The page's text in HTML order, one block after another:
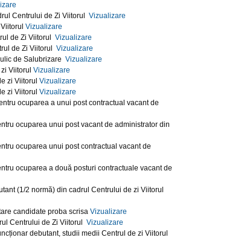
Centrului de Zi Viitorul Vizualizare
Vizualizare
de Zi Viitorul Vizualizare
de Zi Viitorul Vizualizare
de Salubrizare Vizualizare
Viitorul Vizualizare
zi Viitorul Vizualizare
zi Viitorul Vizualizare
ocuparea a unui post contractual vacant de
ocuparea unui post vacant de administrator din
ocuparea unui post contractual vacant de
ocuparea a două posturi contractuale vacant de
(1/2 normă) din cadrul Centrului de zi Viitorul
candidate proba scrisa Vizualizare
Centrului de Zi Viitorul
Vizualizare
debutant, studii medii Centrul de zi Viitorul